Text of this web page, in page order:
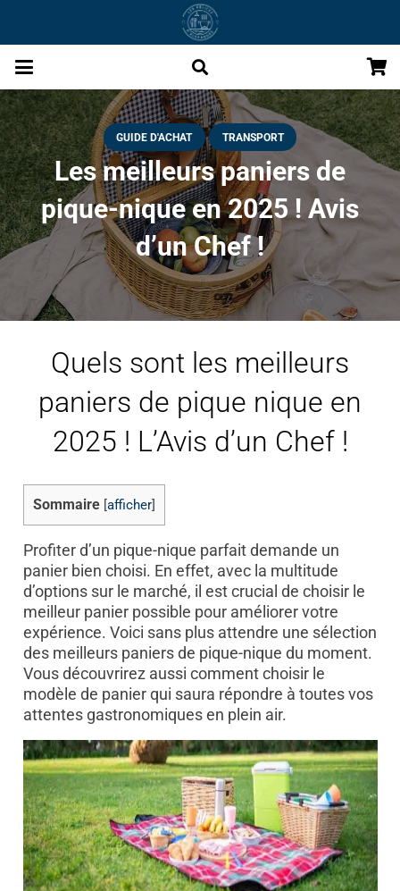
GUIDE D'ACHAT TRANSPORT
Les meilleurs paniers de
pique-nique en 2025 ! Avis
d’un Chef !
Quels sont les meilleurs
paniers de pique nique en
2025 ! L’Avis d’un Chef !
Sommaire afficher]
Profiter d’un pique-nique parfait demande un
panier bien choisi. En effet, avec la multitude
d’options sur le marché, il est crucial de choisir le
meilleur panier possible pour améliorer votre
expérience. Voici sans plus attendre une sélection
des meilleurs paniers de pique-nique du moment.
Vous découvrirez aussi comment choisir le
modèle de panier qui saura répondre à toutes vos
attentes gastronomiques en plein air.